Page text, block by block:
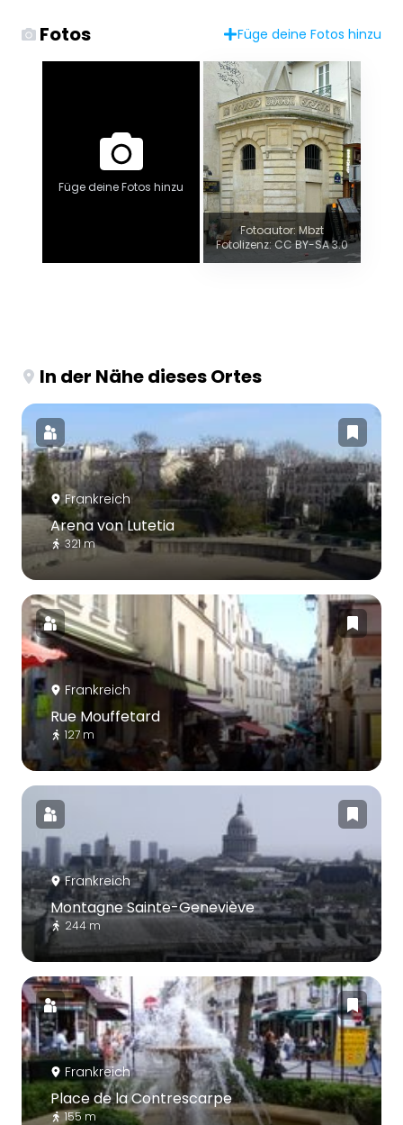
Fotos Füge deine Fotos hinzu
Füge deine Fotos hinzu
Fotoautor: Mbzt
Fotolizenz: CC BY-SA 3.0
In der Nähe dieses Ortes
Frankreich
Arena von Lutetia
321 m
Frankreich
Rue Mouffetard
127 m
Frankreich
Montagne Sainte-Geneviève
244 m
Frankreich
Place de la Contrescarpe
155 m